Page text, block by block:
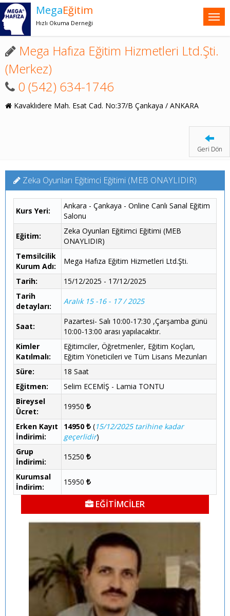
MegaEğitim
Hızlı Okuma Derneği
Mega Hafıza Eğitim Hizmetleri Ltd.Şti.
(Merkez)
0 (542) 634-1746
Kavaklıdere Mah. Esat Cad. No:37/B Çankaya / ANKARA
Geri Dön
Zeka Oyunları Eğitimci Eğitimi (MEB ONAYLIDIR)
Kurs Yeri:
Ankara - Çankaya - Online Canlı Sanal Eğitim
Salonu
Eğitim:
Zeka Oyunları Eğitimci Eğitimi (MEB
ONAYLIDIR)
Temsilcilik
Kurum Adı:
Mega Hafıza Eğitim Hizmetleri Ltd.Şti.
Tarih:
15/12/2025 - 17/12/2025
Tarih
detayları:
Aralık 15 -16 - 17 / 2025
Saat:
Pazartesi- Salı 10:00-17:30 ,Çarşamba günü
10:00-13:00 arası yapılacaktır.
Kimler
Katılmalı:
Eğitimciler, Öğretmenler, Eğitim Koçları,
Eğitim Yöneticileri ve Tüm Lisans Mezunları
Süre:
18 Saat
Eğitmen:
Selim ECEMİŞ - Lamia TONTU
Bireysel
Ücret:
19950
Erken Kayıt
İndirimi:
14950 (15/12/2025 tarihine kadar
geçerlidir)
Grup
İndirimi:
15250
Kurumsal
İndirim:
15950
EĞİTİMCİLER